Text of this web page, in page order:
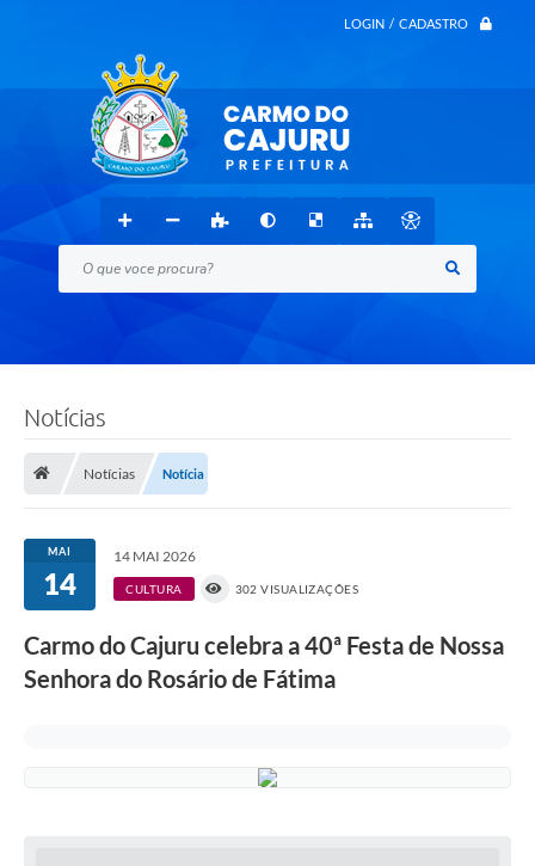
LOGIN / CADASTRO
O que voce procura?
Notícias
Notícias Notícia
MAI
14
14 MAI 2026
CULTURA 302 VISUALIZAÇÕES
Carmo do Cajuru celebra a 40ª Festa de Nossa
Senhora do Rosário de Fátima